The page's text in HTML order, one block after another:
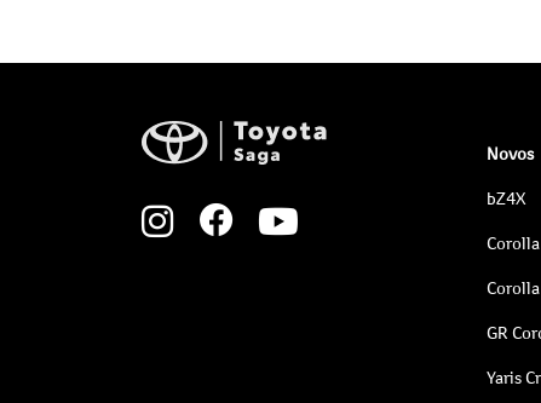
Novos
bZ4X
Corolla
GR
Yaris